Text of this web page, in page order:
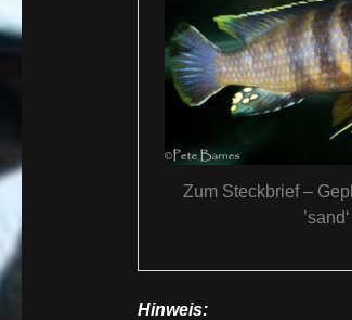
Zum Steckbrief –
’sand‘
Hinweis: